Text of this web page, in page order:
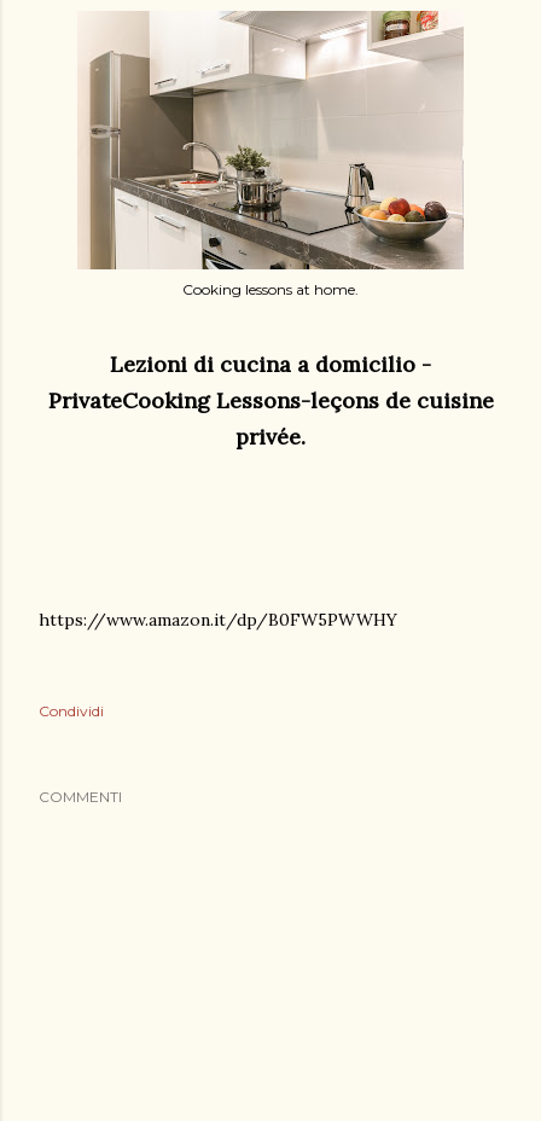
Cooking lessons at home.
Lezioni di cucina a domicilio -
PrivateCooking Lessons-leçons de cuisine
privée.
https://www.amazon.it/dp/B0FW5PWWHY
Condividi
COMMENTI